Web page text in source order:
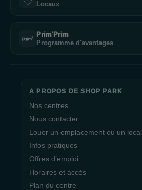
Locaux
Prim'Prim
Programme d'avantages
A PROPOS DE SHOP PARK
Nos centres
Nous contacter
Louer un emplacement ou un local
Infos pratiques
Offres d’emploi
Horaires et accès
Plan du centre